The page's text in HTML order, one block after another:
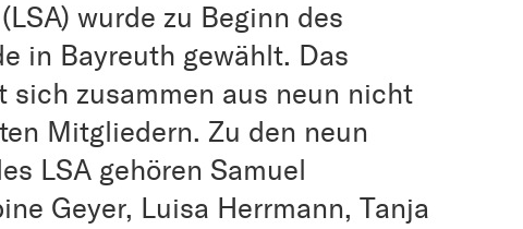
wurde zu Beginn des
in Bayreuth gewählt. Das
zusammen aus neun nicht
Mitgliedern. Zu den neun
LSA gehören Samuel
Geyer, Luisa Herrmann, Tanja